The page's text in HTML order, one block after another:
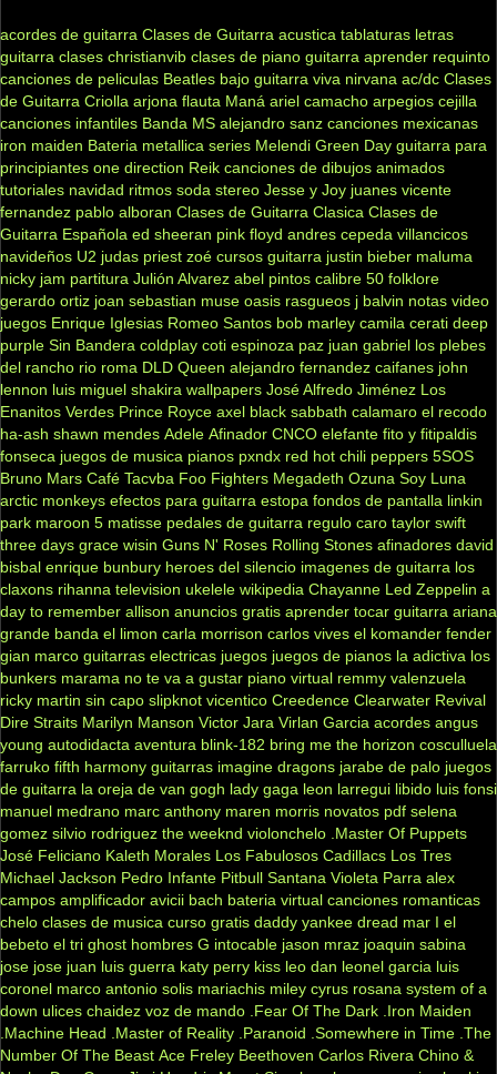
acordes de guitarra Clases de Guitarra acustica tablaturas letras
guitarra clases christianvib clases de piano guitarra aprender requinto
canciones de peliculas Beatles bajo guitarra viva nirvana ac/dc Clases
de Guitarra Criolla arjona flauta Maná ariel camacho arpegios cejilla
canciones infantiles Banda MS alejandro sanz canciones mexicanas
iron maiden Bateria metallica series Melendi Green Day guitarra para
principiantes one direction Reik canciones de dibujos animados
tutoriales navidad ritmos soda stereo Jesse y Joy juanes vicente
fernandez pablo alboran Clases de Guitarra Clasica Clases de
Guitarra Española ed sheeran pink floyd andres cepeda villancicos
navideños U2 judas priest zoé cursos guitarra justin bieber maluma
nicky jam partitura Julión Alvarez abel pintos calibre 50 folklore
gerardo ortiz joan sebastian muse oasis rasgueos j balvin notas video
juegos Enrique Iglesias Romeo Santos bob marley camila cerati deep
purple Sin Bandera coldplay coti espinoza paz juan gabriel los plebes
del rancho rio roma DLD Queen alejandro fernandez caifanes john
lennon luis miguel shakira wallpapers José Alfredo Jiménez Los
Enanitos Verdes Prince Royce axel black sabbath calamaro el recodo
ha-ash shawn mendes Adele Afinador CNCO elefante fito y fitipaldis
fonseca juegos de musica pianos pxndx red hot chili peppers 5SOS
Bruno Mars Café Tacvba Foo Fighters Megadeth Ozuna Soy Luna
arctic monkeys efectos para guitarra estopa fondos de pantalla linkin
park maroon 5 matisse pedales de guitarra regulo caro taylor swift
three days grace wisin Guns N' Roses Rolling Stones afinadores david
bisbal enrique bunbury heroes del silencio imagenes de guitarra los
claxons rihanna television ukelele wikipedia Chayanne Led Zeppelin a
day to remember allison anuncios gratis aprender tocar guitarra ariana
grande banda el limon carla morrison carlos vives el komander fender
gian marco guitarras electricas juegos juegos de pianos la adictiva los
bunkers marama no te va a gustar piano virtual remmy valenzuela
ricky martin sin capo slipknot vicentico Creedence Clearwater Revival
Dire Straits Marilyn Manson Victor Jara Virlan Garcia acordes angus
young autodidacta aventura blink-182 bring me the horizon cosculluela
farruko fifth harmony guitarras imagine dragons jarabe de palo juegos
de guitarra la oreja de van gogh lady gaga leon larregui libido luis fonsi
manuel medrano marc anthony maren morris novatos pdf selena
gomez silvio rodriguez the weeknd violonchelo .Master Of Puppets
José Feliciano Kaleth Morales Los Fabulosos Cadillacs Los Tres
Michael Jackson Pedro Infante Pitbull Santana Violeta Parra alex
campos amplificador avicii bach bateria virtual canciones romanticas
chelo clases de musica curso gratis daddy yankee dread mar I el
bebeto el tri ghost hombres G intocable jason mraz joaquin sabina
jose jose juan luis guerra katy perry kiss leo dan leonel garcia luis
coronel marco antonio solis mariachis miley cyrus rosana system of a
down ulices chaidez voz de mando .Fear Of The Dark .Iron Maiden
.Machine Head
.Master of Reality .Paranoid .Somewhere in Time .The
Number Of The Beast Ace Freley Beethoven Carlos Rivera Chino &